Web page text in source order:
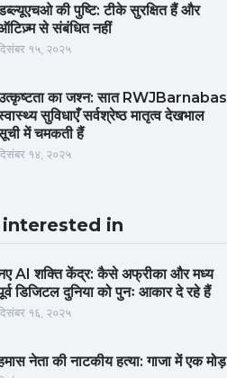
की पुष्टि: टीके सुरक्षित हैं और
से संबंधित नहीं
१५, २०२५
का जश्न: सात RWJBarnabas
सुविधाएँ सर्वश्रेष्ठ मातृत्व देखभाल
में चमकती हैं
१४, २०२५
in
AI शक्ति केंद्र: कैसे अफ्रीका और मध्य
डिजिटल दुनिया को पुनः आकार दे रहे हैं
१६, २०२५
नेता की नाटकीय हत्या: गाजा में एक मोड़